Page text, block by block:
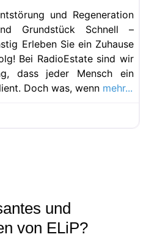
und Regeneration
Grundstück Schnell –
Erleben Sie ein Zuhause
Bei RadioEstate sind wir
dass jeder Mensch ein
Doch was, wenn mehr...
und
von ELiP?